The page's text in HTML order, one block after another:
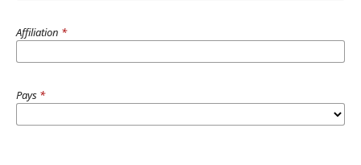
Affiliation *
Pays *